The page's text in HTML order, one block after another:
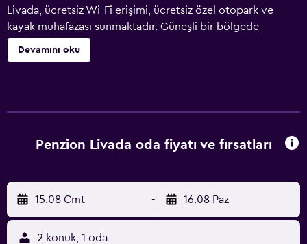
Livada, ücretsiz Wi-Fi erişimi, ücretsiz özel otopark ve
kayak muhafazası sunmaktadır. Güneşli bir bölgede
bulunan Livada'nın odalarının her birine bir çiçek adı
verilmiş ve tüm odalar çiçek temasıyla dekor edilmiştir. Bir
Devamını oku
Penzion Livada oda fiyatı ve fırsatları
15.08 Cmt - 16.08 Paz
2 konuk, 1 oda